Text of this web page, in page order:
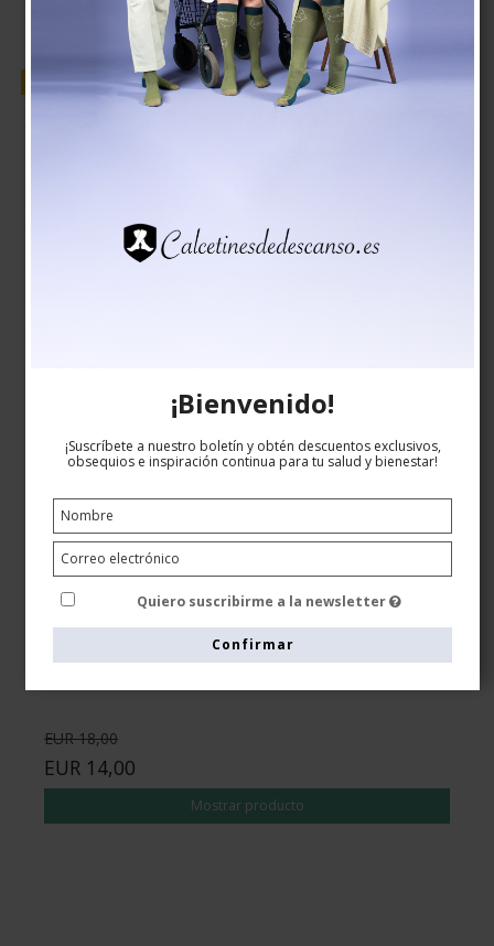
Venta
Calcetines de descanso bambú, Rib weave
negro/naranja
Tenbro bamboo fibers
8210-1
EUR 18,00
EUR 14,00
Mostrar producto
¡Bienvenido!
¡Suscríbete a nuestro boletín y obtén descuentos exclusivos,
obsequios e inspiración continua para tu salud y bienestar!
Quiero suscribirme a la newsletter
Confirmar